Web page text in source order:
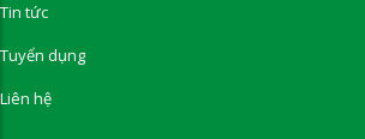
Tin tức
Tuyển dụng
Liên hệ